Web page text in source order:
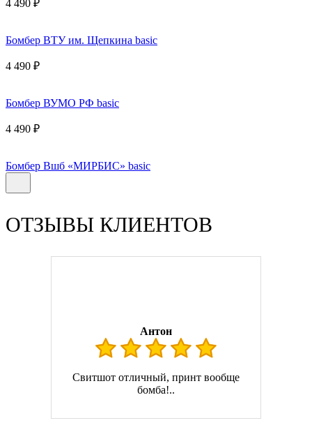
4 490 ₽
Бомбер ВТУ им. Щепкина basic
4 490 ₽
Бомбер ВУМО РФ basic
4 490 ₽
Бомбер Вшб «МИРБИС» basic
ОТЗЫВЫ КЛИЕНТОВ
Антон
Свитшот отличный, принт вообще
бомба!..